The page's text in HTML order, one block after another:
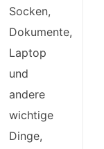
Socken,
Dokumente,
Laptop
und
andere
wichtige
Dinge,